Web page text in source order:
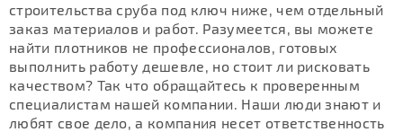
строительства сруба под ключ ниже, чем отдельный
заказ материалов и работ. Разумеется, вы можете
найти плотников не профессионалов, готовых
выполнить работу дешевле, но стоит ли рисковать
качеством? Так что обращайтесь к проверенным
специалистам нашей компании. Наши люди знают и
любят свое дело, а компания несет ответственность